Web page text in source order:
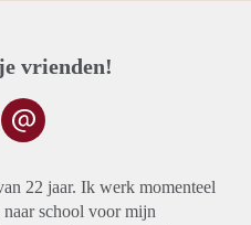
vrienden!
22 jaar. Ik werk momenteel
school voor mijn